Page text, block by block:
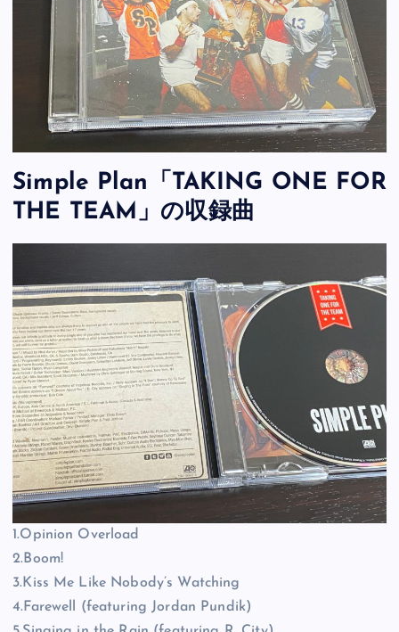
Simple Plan「TAKING ONE FOR
THE TEAM」の収録曲
1.Opinion Overload
2.Boom!
3.Kiss Me Like Nobody’s Watching
4.Farewell (featuring Jordan Pundik)